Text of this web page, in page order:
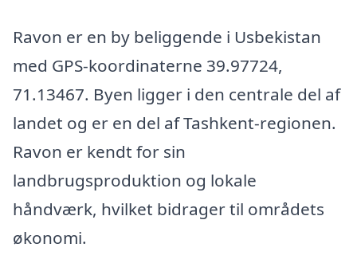
Ravon er en by beliggende i Usbekistan
med GPS-koordinaterne 39.97724,
71.13467. Byen ligger i den centrale del af
landet og er en del af Tashkent-regionen.
Ravon er kendt for sin
landbrugsproduktion og lokale
håndværk, hvilket bidrager til områdets
økonomi.